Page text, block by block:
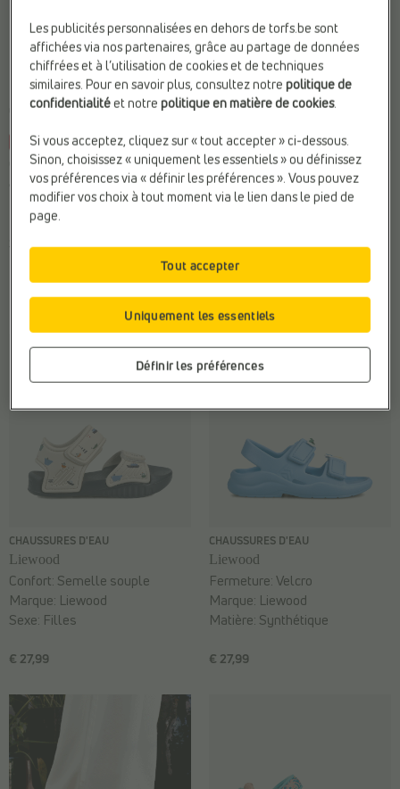
-10%
CHAUSSURES DE FOOT
adidas
Prix le plus bas
précédent: 44,99 €
€
49,99
€
44,99
Fermeture: Lacets
Marque:adidas
Sexe:Filles
CHAUSSURES D'EAU
Liewood
€ 27,99
Marque:Liewood
CHAUSSURES D'EAU
Liewood
€ 27,99
Confort: Semelle souple
Marque: Liewood
Sexe: Filles
CHAUSSURES D'EAU
Liewood
€ 27,99
Fermeture:Velcro
Marque: Liewood
Matière: Synthétique
Les publicités personnalisées en dehors de torfs.be sont
affichées via nos partenaires, grâce au partage de données
chiffrées et à l’utilisation de cookies et de techniques
similaires. Pour en savoir plus, consultez notrepolitique de
confidentialitéet notrepolitique en matière de cookies.
Si vous acceptez, cliquez sur « tout accepter » ci-dessous.
Sinon, choisissez « uniquement les essentiels » ou définissez
vos préférences via « définir les préférences ». Vous pouvez
modifier vos choix à tout moment via le lien dans le pied de
page.
Définir les préférences
Uniquement les essentiels
Tout accepter